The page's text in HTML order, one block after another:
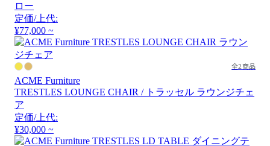
ロー
定価/上代:
¥77,000 ~
全2商品
ACME Furniture
TRESTLES LOUNGE CHAIR / トラッセル ラウンジチェ
ア
定価/上代:
¥30,000 ~